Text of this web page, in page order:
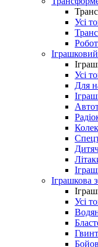
Усі
Усі
Для
Іграшкова
Усі